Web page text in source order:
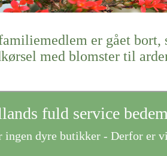
er gået bort,
med blomster til
fuld service
ingen dyre butikker - Derfor er